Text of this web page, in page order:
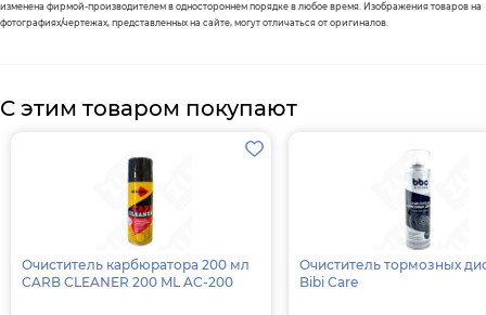
изменена фирмой-производителем в одностороннем порядке в любое время. Изображения товаров на
фотографиях/чертежах, представленных на сайте, могут отличаться от оригиналов.
С этим товаром покупают
Очиститель карбюратора 200 мл
CARB CLEANER 200 ML AC-200
Очиститель тормозных
Bibi Care